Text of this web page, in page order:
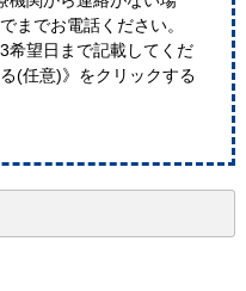
までお電話ください。
望日まで記載してくだ
(任意)》をクリックする